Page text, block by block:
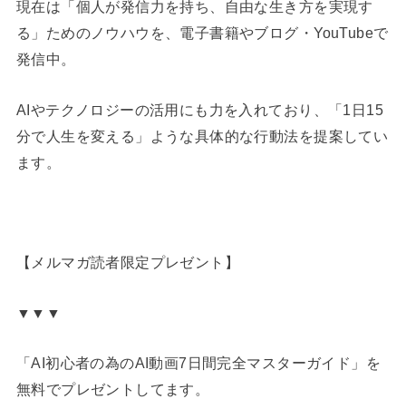
現在は「個人が発信力を持ち、自由な生き方を実現す
る」ためのノウハウを、電子書籍やブログ・YouTubeで
発信中。
AIやテクノロジーの活用にも力を入れており、「1日15
分で人生を変える」ような具体的な行動法を提案してい
ます。
【メルマガ読者限定プレゼント】
▼▼▼
「AI初心者の為のAI動画7日間完全マスターガイド」を
無料でプレゼントしてます。